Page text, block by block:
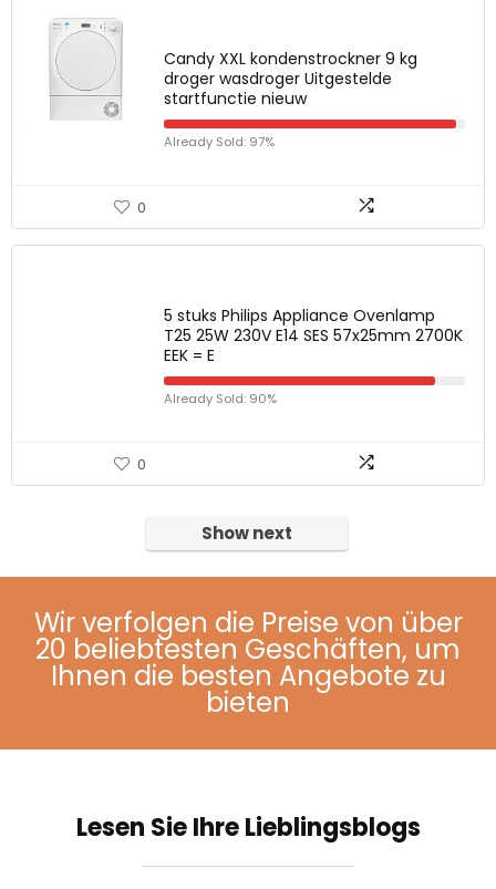
Candy XXL kondenstrockner 9 kg
droger wasdroger Uitgestelde
startfunctie nieuw
Already Sold: 97%
0
5 stuks Philips Appliance Ovenlamp
T25 25W 230V E14 SES 57x25mm 2700K
EEK = E
Already Sold: 90%
0
Show next
Wir verfolgen die Preise von über
20 beliebtesten Geschäften, um
Ihnen die besten Angebote zu
bieten
Lesen Sie Ihre Lieblingsblogs